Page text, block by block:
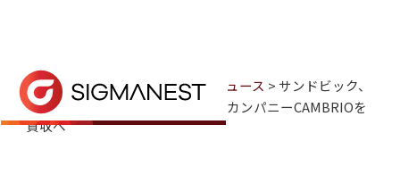
ホーム > ニュースとイベント > ニュース > サンドビック、
CAMソフトウェアのリーディングカンパニーCAMBRIOを
買収へ